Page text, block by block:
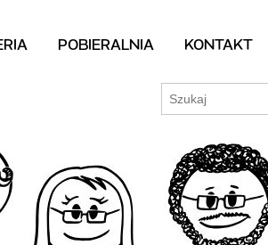
POBIERALNIA KONTAKT